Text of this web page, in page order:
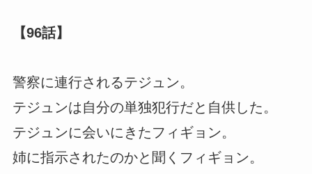
【96話】
警察に連行されるテジュン。
テジュンは自分の単独犯行だと自供した。
テジュンに会いにきたフィギョン。
姉に指示されたのかと聞くフィギョン。